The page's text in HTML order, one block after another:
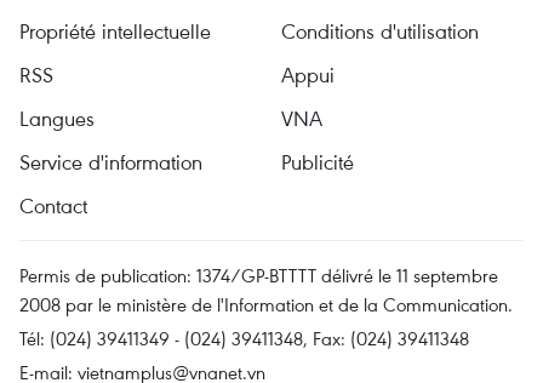
Propriété intellectuelle
Conditions d'utilisation
RSS
Appui
Langues
VNA
Service d'information
Publicité
Contact
Permis de publication: 1374/GP-BTTTT délivré le 11 septembre
2008 par le ministère de l'Information et de la Communication.
Tél: (024) 39411349 - (024) 39411348, Fax: (024) 39411348
E-mail: vietnamplus@vnanet.vn